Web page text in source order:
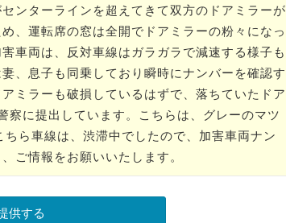
ンターラインを超えてきて双方のドアミラーが
、運転席の窓は全開でドアミラーの粉々になっ
車両は、反対車線はガラガラで減速する様子も
、息子も同乗しており瞬時にナンバーを確認す
ミラーも破損しているはずで、落ちていたドア
察に提出しています。こちらは、グレーのマツ
ら車線は、渋滞中でしたので、加害車両ナン
ご情報をお願いいたします。